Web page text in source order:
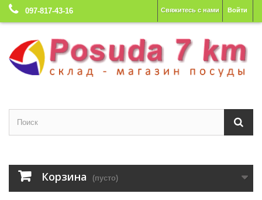
Войти
Свяжитесь с нами
097-817-43-16
Корзина (пусто)